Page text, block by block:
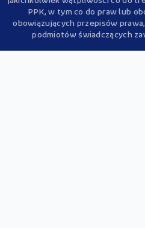
PPK, w tym co do praw lub
obowiązujących przepisów
podmiotów świadczących